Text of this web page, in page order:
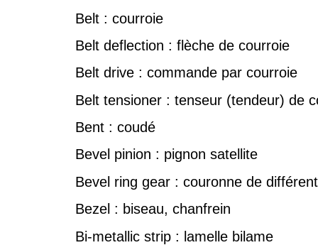
Belt : courroie
Belt deflection : flèche de courroie
Belt drive : commande par courroie
Belt tensioner : tenseur (tendeur) de
Bent : coudé
Bevel pinion : pignon satellite
Bevel ring gear : couronne de
Bezel : biseau, chanfrein
Bi-metallic strip : lamelle bilame